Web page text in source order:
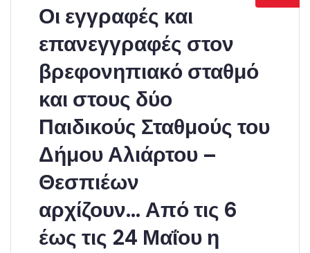
Οι εγγραφές και
επανεγγραφές στον
βρεφονηπιακό σταθμό
και στους δύο
Παιδικούς Σταθμούς του
Δήμου Αλιάρτου –
Θεσπιέων
αρχίζουν… Από τις 6
έως τις 24 Μαΐου η